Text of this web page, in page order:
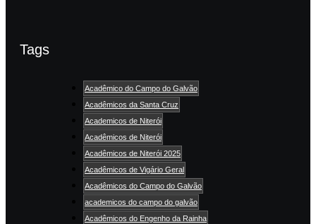
Tags
Acadêmico do Campo do Galvão
Acadêmicos da Santa Cruz
Academicos de Niterói
Acadêmicos de Niterói
Acadêmicos de Niterói 2025
Acadêmicos de Vigário Geral
Acadêmicos do Campo do Galvão
academicos do campo do galvão
Acadêmicos do Engenho da Rainha